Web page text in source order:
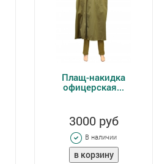
Плащ-накидка
офицерская...
3000 руб
В наличии